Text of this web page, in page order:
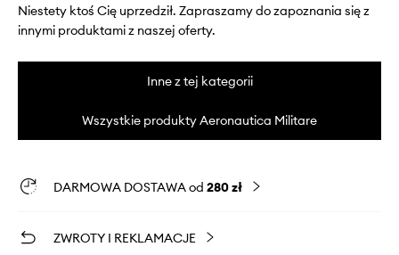
Niestety ktoś Cię uprzedził. Zapraszamy do zapoznania się z
innymi produktami z naszej oferty.
Inne z tej kategorii
Wszystkie produkty Aeronautica Militare
DARMOWA DOSTAWA od 280 zł
ZWROTY I REKLAMACJE